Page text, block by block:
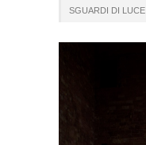
SGUARDI DI LUCE